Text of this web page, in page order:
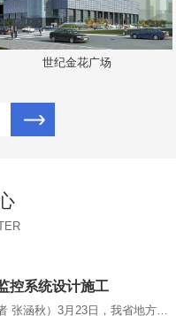
世纪金花广场
控系统设计施工